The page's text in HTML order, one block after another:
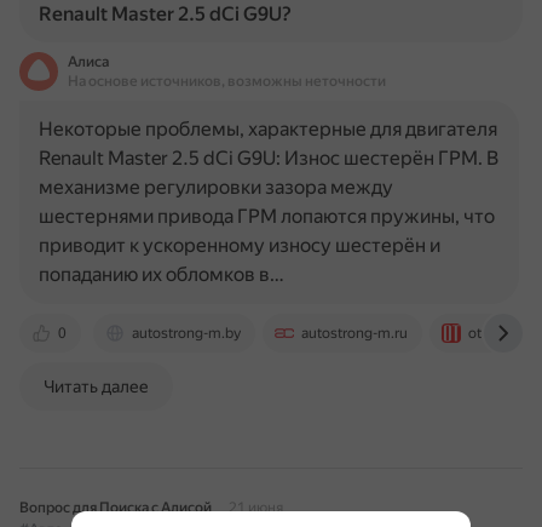
Renault Master 2.5 dCi G9U?
Алиса
На основе источников, возможны неточности
0 autostrong-m.by autostrong-m.ru otoba.ru
Некоторые проблемы, характерные для двигателя
Renault Master 2.5 dCi G9U: Износ шестерён ГРМ. В
механизме регулировки зазора между
шестернями привода ГРМ лопаются пружины, что
приводит к ускоренному износу шестерён и
попаданию их обломков в…
Читать далее
Вопрос для Поиска с Алисой
21 июня